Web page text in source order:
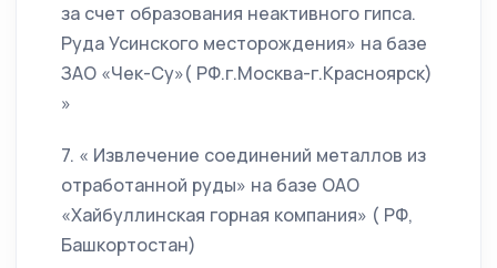
за счет образования неактивного гипса.
Руда Усинского месторождения» на базе
ЗАО «Чек-Су»( РФ.г.Москва-г.Красноярск)
»
7. « Извлечение соединений металлов из
отработанной руды» на базе ОАО
«Хайбуллинская горная компания» ( РФ,
Башкортостан)